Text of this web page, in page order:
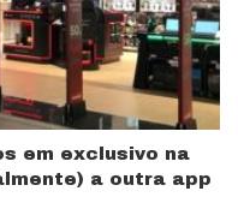
em exclusivo na
a outra app